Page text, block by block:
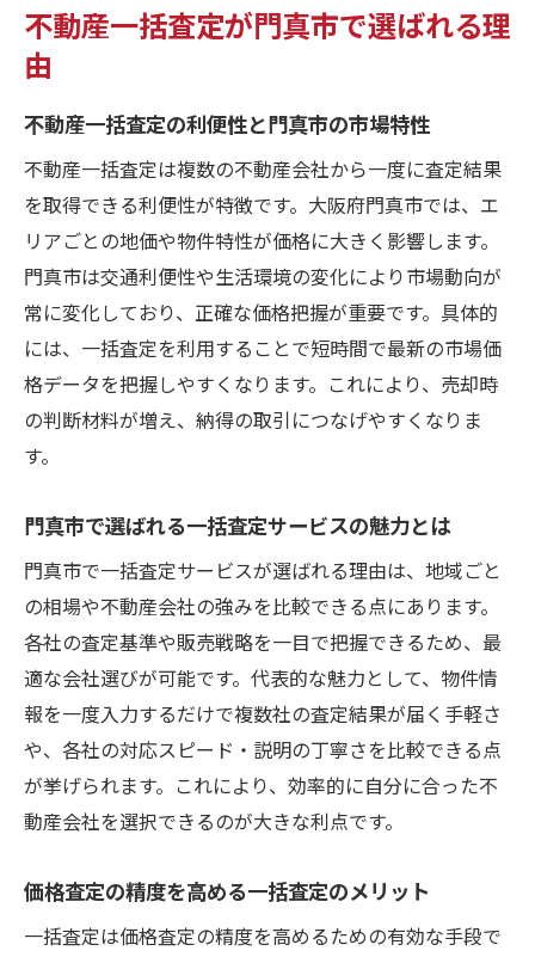
不動産一括査定が門真市で選ばれる理
由
不動産一括査定の利便性と門真市の市場特性
不動産一括査定は複数の不動産会社から一度に査定結果
を取得できる利便性が特徴です。大阪府門真市では、エ
リアごとの地価や物件特性が価格に大きく影響します。
門真市は交通利便性や生活環境の変化により市場動向が
常に変化しており、正確な価格把握が重要です。具体的
には、一括査定を利用することで短時間で最新の市場価
格データを把握しやすくなります。これにより、売却時
の判断材料が増え、納得の取引につなげやすくなりま
す。
門真市で選ばれる一括査定サービスの魅力とは
門真市で一括査定サービスが選ばれる理由は、地域ごと
の相場や不動産会社の強みを比較できる点にあります。
各社の査定基準や販売戦略を一目で把握できるため、最
適な会社選びが可能です。代表的な魅力として、物件情
報を一度入力するだけで複数社の査定結果が届く手軽さ
や、各社の対応スピード・説明の丁寧さを比較できる点
が挙げられます。これにより、効率的に自分に合った不
動産会社を選択できるのが大きな利点です。
価格査定の精度を高める一括査定のメリット
一括査定は価格査定の精度を高めるための有効な手段で